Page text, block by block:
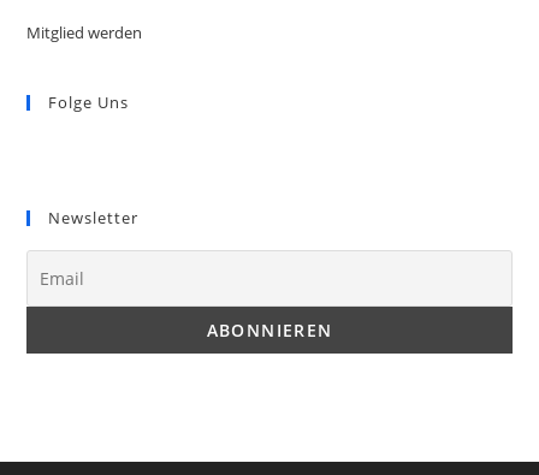
Mitglied werden
Folge Uns
new
tab
a
new
tab
Newsletter